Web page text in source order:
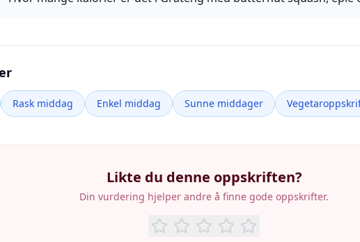
Rask middag Enkel middag Sunne middager
Likte du denne oppskriften?
Din vurdering hjelper andre å finne gode oppskrifter.